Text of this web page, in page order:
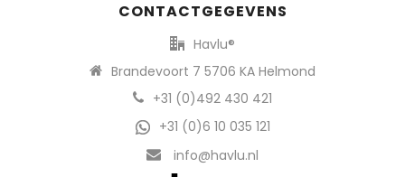
CONTACTGEGEVENS
Havlu®
Brandevoort 7 5706 KA Helmond
+31 (0)492 430 421
+31 (0)6 10 035 121
info@havlu.nl